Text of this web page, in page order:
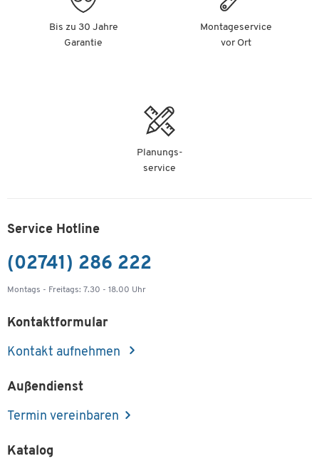
Bis zu 30 Jahre
Garantie
Montageservice
vor Ort
Planungs-
service
Service Hotline
(02741) 286 222
Montags - Freitags: 7.30 - 18.00 Uhr
Kontaktformular
Kontakt aufnehmen
Außendienst
Termin vereinbaren
Katalog